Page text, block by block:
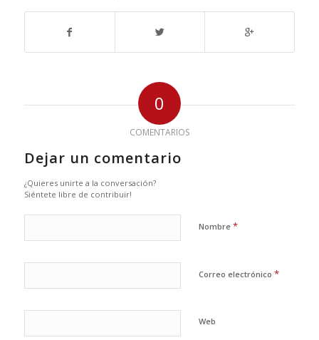
0
COMENTARIOS
Dejar un comentario
¿Quieres unirte a la conversación?
Siéntete libre de contribuir!
Nombre *
Correo electrónico *
Web